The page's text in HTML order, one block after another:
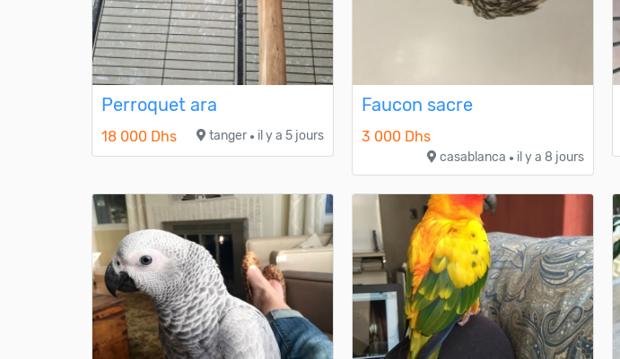
Perroquet ara
18 000 Dhs tanger ● il y a 5 jours
Faucon sacre
3 000 Dhs
casablanca ● il y a 8 jours